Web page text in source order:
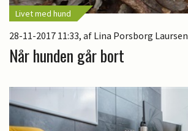
Livet med hund
28-11-2017 11:33, af Lina Porsborg Laursen
Når hunden går bort